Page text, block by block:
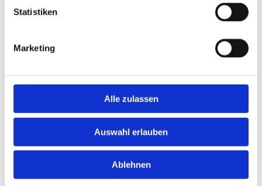
Statistiken
Marketing
Alle zulassen
Auswahl erlauben
Ablehnen
"Abnahmemessung" den Erfolg der durchgeführten
Wir arbeiten unabhängig und exakt. Wo auch immer
Sie genauer hinsehen möchten und einfundiertes
chemisches Gutachtenwünschen: Fordern Sie uns!
Unsere Gutachter für Chemie stehen ihnen zur Seite.
Sie haben Fragen oder möchten sich über